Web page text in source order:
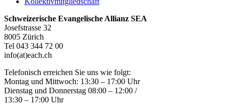
Schweizerische Evangelische Allianz SEA
Josefstrasse 32
8005 Zürich
Tel 043 344 72 00
info(at)each.ch
Telefonisch erreichen Sie uns wie folgt:
Montag und Mittwoch: 13:30 – 17:00 Uhr
Dienstag und Donnerstag 08:00 – 12:00 /
13:30 – 17:00 Uhr